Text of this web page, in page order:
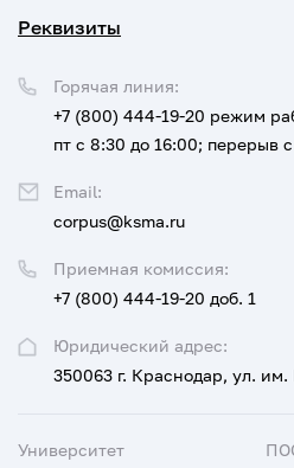
Реквизиты
Юридический адрес:
350063 г. Краснодар, ул.
Приемная комиссия:
+7 (800) 444-19-20 доб. 1
Горячая линия:
+7 (800) 444-19-20 режим
пт с 8:30 до 16:00; перерыв
Email:
corpus@ksma.ru
Университет